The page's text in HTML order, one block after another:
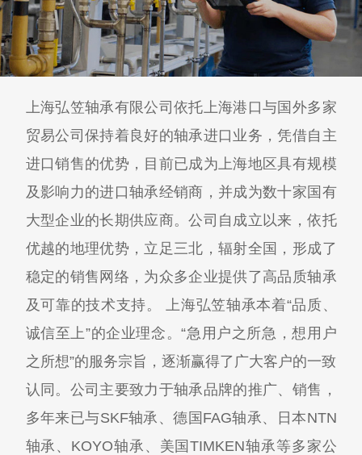
上海弘笠轴承有限公司依托上海港口与国外多家
贸易公司保持着良好的轴承进口业务，凭借自主
进口销售的优势，目前已成为上海地区具有规模
及影响力的进口轴承经销商，并成为数十家国有
大型企业的长期供应商。公司自成立以来，依托
优越的地理优势，立足三北，辐射全国，形成了
稳定的销售网络，为众多企业提供了高品质轴承
及可靠的技术支持。 上海弘笠轴承本着“品质、
诚信至上”的企业理念。“急用户之所急，想用户
之所想”的服务宗旨，逐渐赢得了广大客户的一致
认同。公司主要致力于轴承品牌的推广、销售，
多年来已与SKF轴承、德国FAG轴承、日本NTN
轴承、KOYO轴承、美国TIMKEN轴承等多家公